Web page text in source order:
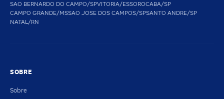
SAO BERNARDO DO CAMPO/SPVITORIA/ESSOROCABA/SP
CAMPO GRANDE/MSSAO JOSE DOS CAMPOS/SPSANTO ANDRE/SP
NATAL/RN
SOBRE
Sobre